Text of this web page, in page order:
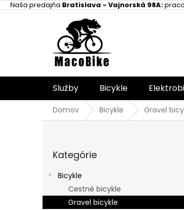
PrejsťNaša predajňa Bratislava - Vajnorská 98A:
Služby Bicykle
Domov Bicykle Gravel
a
kategórie
Kategórie
Bicykle
Cestné bicykle
Gravel bicykle